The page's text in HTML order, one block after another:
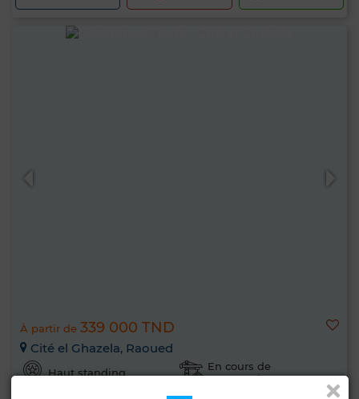
À partir de 339 000 TND
Cité el Ghazela, Raoued
Haut standing
En cours de
construction